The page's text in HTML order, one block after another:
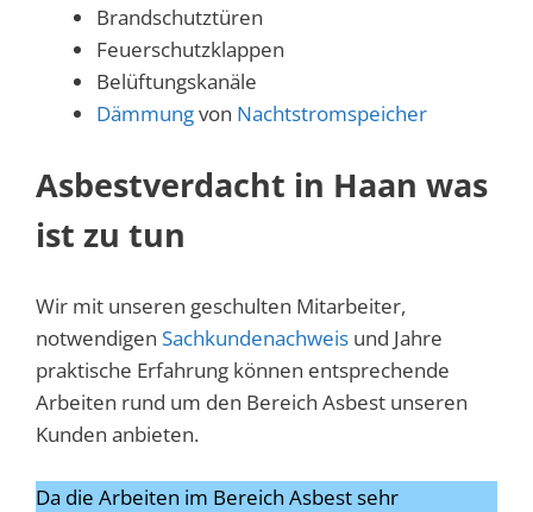
Brandschutztüren
Feuerschutzklappen
Belüftungskanäle
Dämmungvon Nachtstromspeicher
Asbestverdacht in Haan was
ist zu tun
Wir mit unseren geschulten Mitarbeiter,
notwendigen Sachkundenachweis und Jahre
praktische Erfahrung können entsprechende
Arbeiten rund um den Bereich Asbest unseren
Kunden anbieten.
Da die Arbeiten im Bereich Asbest sehr